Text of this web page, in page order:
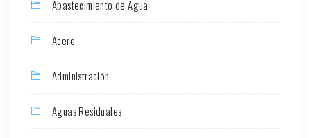
Abastecimiento de Agua
Acero
Administración
Aguas Residuales